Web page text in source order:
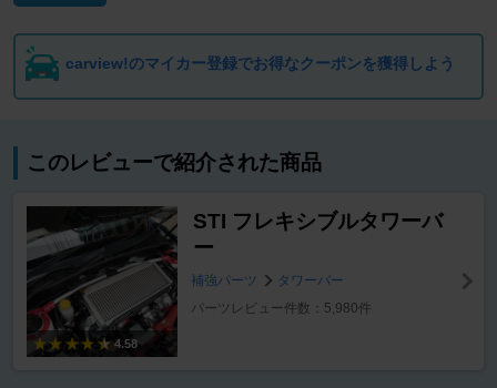
carview!のマイカー登録でお得なクーポンを獲得しよう
このレビューで紹介された商品
4.58
STI フレキシブルタワーバ
ー
補強パーツ
タワーバー
パーツレビュー件数：5,980件